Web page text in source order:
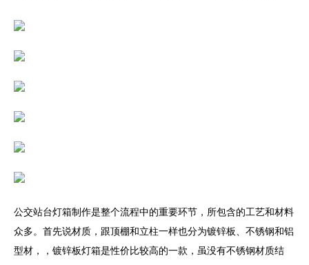
公交站台灯箱制作是整个流程中的重要环节，所包含的工艺和材料
众多。首先说材质，跟顶棚和立柱一样也分为镀锌板、不锈钢和铝
型材，，镀锌板灯箱是性价比较高的一款，虽没有不锈钢材质结